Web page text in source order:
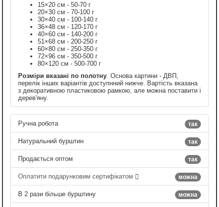
15×20 см - 50-70 г
20×30 см - 70-100 г
30×40 см - 100-140 г
36×48 см - 120-170 г
40×60 см - 140-200 г
51×68 см - 200-250 г
60×80 см - 250-350 г
72×96 см - 350-500 г
80×120 см - 500-700 г
Розміри вказані по полотну . Основа картини - ДВП,
перелік інших варіантів доступнний нижче. Вартість вказана
з декоративною пластиковою рамкою, але можна поставити і
дерев'яну.
так
Ручна робота
так
Натуральний бурштин
так
Продається оптом
можна
Оплатити подарунковим сертифікатом
можна
В 2 рази більше бурштину